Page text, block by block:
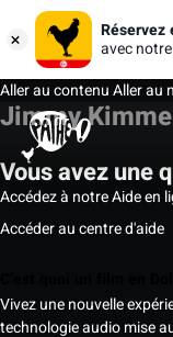
avec
Aller au contenuAller au
Jimmy
Vous avez une
Accédez à notre Aide en
Accéder au centre d'aide
Vivez une nouvelle
technologie audio mise